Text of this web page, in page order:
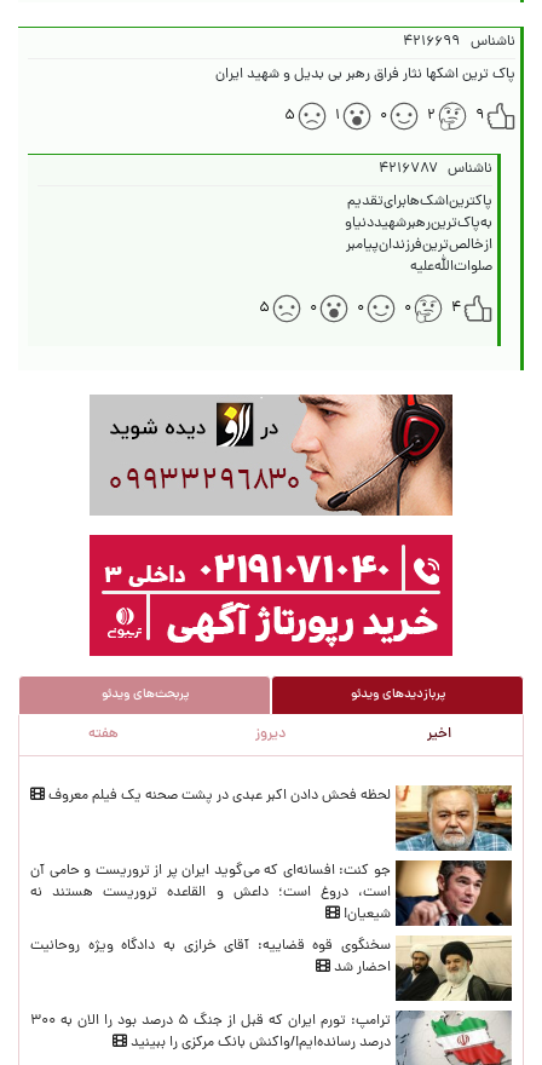
ناشناس ۴۲۱۶۶۹۹
پاک ترین اشکها نثار فراق رهبر بی بدیل و شهید ایران
۹
۲ ۰ ۱ ۵
ناشناس ۴۲۱۶۷۸۷
صلوات‌الله‌علیه‌
۴
۰ ۰ ۰ ۵
پربازدیدهای ویدئو پربحث‌های ویدئو
اخیر دیروز هفته
لحظه‌ فحش دادن اکبر عبدی در پشت صحنه یک فیلم معروف
جو کنت: افسانه‌ای که می‌گوید ایران پر از تروریست و حامی آن
است، دروغ است؛ داعش و القاعده تروریست هستند نه
شیعیان!
سخنگوی قوه قضاییه: آقای خرازی به دادگاه ویژه روحانیت
احضار شد
ترامپ: تورم ایران که قبل از جنگ ۵ درصد بود را الان به ۳۰۰
درصد رسانده‌ایم!/واکنش بانک مرکزی را ببینید